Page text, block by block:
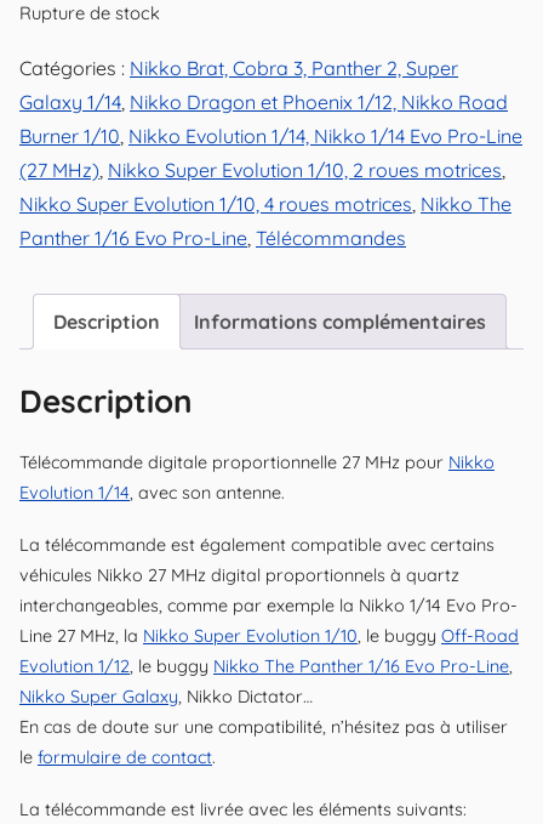
Rupture de stock
Catégories : Nikko Brat, Cobra 3, Panther 2, Super
Galaxy 1/14 Nikko Dragon et Phoenix 1/12, Nikko Road
Burner 1/10 Nikko Evolution 1/14, Nikko 1/14 Evo Pro-Line
(27 MHz) Nikko Super Evolution 1/10, 2 roues motrices
Nikko Super Evolution 1/10, 4 roues motrices Nikko The
Panther 1/16 Evo Pro-Line Télécommandes
Description Informations complémentaires
Description
Télécommande digitale proportionnelle 27 MHz pour Nikko
Evolution 1/14, avec son antenne.
La télécommande est également compatible avec certains
véhicules Nikko 27 MHz digital proportionnels à quartz
interchangeables, comme par exemple la Nikko 1/14 Evo Pro-
Line 27 MHz, la Nikko Super Evolution 1/10, le buggy Off-Road
Evolution 1/12, le buggy Nikko The Panther 1/16 Evo Pro-Line,
Nikko Super Galaxy, Nikko Dictator…
En cas de doute sur une compatibilité, n’hésitez pas à utiliser
le formulaire de contact.
La télécommande est livrée avec les éléments suivants: